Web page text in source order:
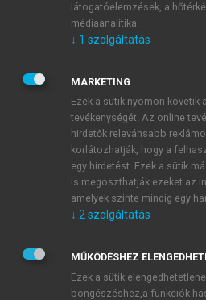
JELSZÓ
JELSZÓ ÚJRA
Kérek értesítést a MeRSZ
Kérek értesítést az Akadémiai
Adatkezelési tájékoztatóban
veszem és elfogadom.
Általános vásárlási feltételeket
látogatóelemzések, a
médiaanalitika.
↓ 1 szolgáltatás
MARKETING
Ezek a sütik nyomon követik
tevékenységét. Az online
hirdetők relevánsabb
korlátozhatják, hogy a
egy hirdetést. Ezek a sütik
is megoszthatják ezeket az
amelyek szinte mindig egy
↓ 2 szolgáltatás
MŰKÖDÉSHEZ
Ezek a sütik
böngészéshez,a funkciók